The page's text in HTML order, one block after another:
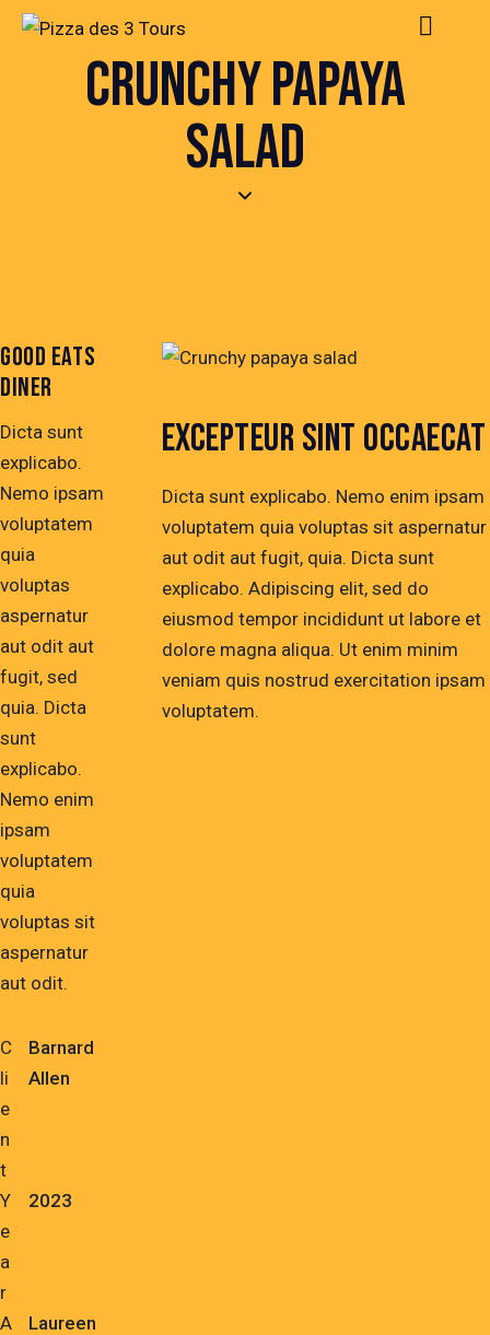
CRUNCHY PAPAYA
SALAD
GOOD EATS
DINER
Dicta sunt
explicabo.
Nemo ipsam
voluptatem
quia
voluptas
aspernatur
aut odit aut
fugit, sed
quia. Dicta
sunt
explicabo.
Nemo enim
ipsam
voluptatem
quia
voluptas sit
aspernatur
aut odit.
C
li
e
n
t
Barnard
Allen
Y
e
a
r
2023
A
Laureen
EXCEPTEUR SINT OCCAECAT
Dicta sunt explicabo. Nemo enim ipsam
voluptatem quia voluptas sit aspernatur
aut odit aut fugit, quia. Dicta sunt
explicabo. Adipiscing elit, sed do
eiusmod tempor incididunt ut labore et
dolore magna aliqua. Ut enim minim
veniam quis nostrud exercitation ipsam
voluptatem.